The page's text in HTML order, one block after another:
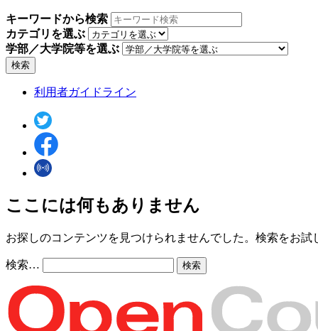
キーワードから検索
カテゴリを選ぶ
学部／大学院等を選ぶ
検索
利用者ガイドライン
ここには何もありません
お探しのコンテンツを見つけられませんでした。検索をお試
検索…